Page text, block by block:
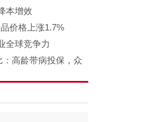
本增效
价格上涨1.7%
全球竞争力
高龄带病投保，众